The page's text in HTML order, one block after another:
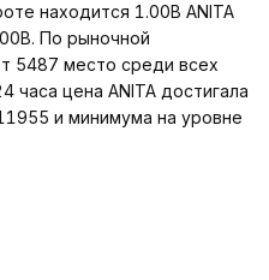
находится 1.00B ANITA
По рыночной
5487 место среди всех
часа цена ANITA достигала
и минимума на уровне